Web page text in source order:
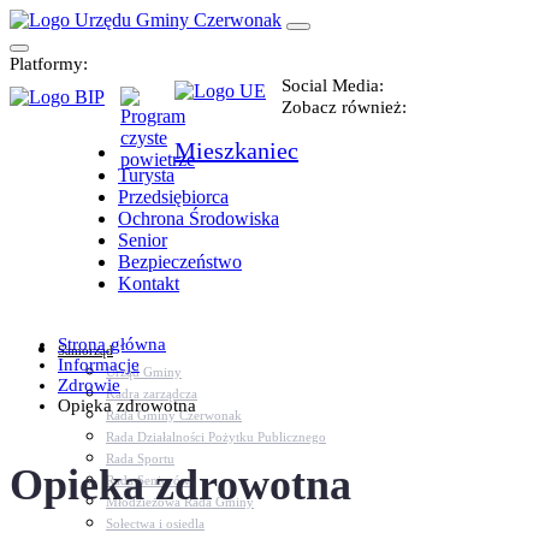
Platformy:
Social Media:
Zobacz również:
Mieszkaniec
Turysta
Przedsiębiorca
Ochrona Środowiska
Senior
Bezpieczeństwo
Kontakt
Samorząd
Urząd Gminy
Kadra zarządcza
Rada Gminy Czerwonak
Rada Działalności Pożytku Publicznego
Rada Sportu
Rada Seniorów
Młodzieżowa Rada Gminy
Sołectwa i osiedla
Strona główna
Informacje
Zdrowie
Opieka zdrowotna
Opieka zdrowotna